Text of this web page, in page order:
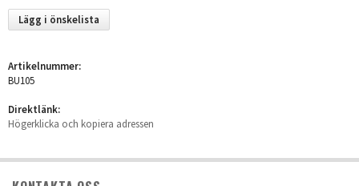
Lägg i önskelista
Artikelnummer:
BU105
Direktlänk:
Högerklicka och kopiera adressen